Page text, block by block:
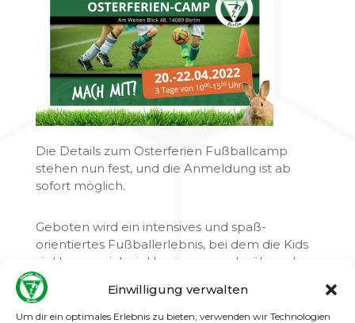
Einwilligung verwalten
Um dir ein optimales Erlebnis zu bieten, verwenden wir Technologien
Die Details zum Osterferien Fußballcamp
stehen nun fest, und die Anmeldung ist ab
sofort möglich.
Geboten wird ein intensives und spaß-
orientiertes Fußballerlebnis, bei dem die Kids
viel lernen, sich viel bewegen und während
des Trainings und bei der Mittagspause
rundum versorgt werden. Jeder Teilnehmer
bekommt außerdem eine Trainingsausrüstung